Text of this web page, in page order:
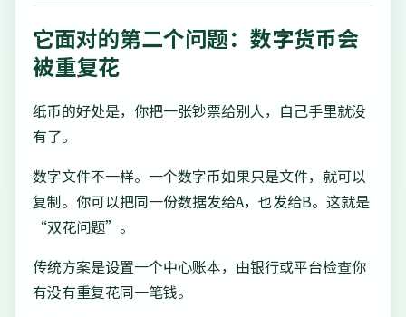
它面对的第二个问题：数字货币会
被重复花
纸币的好处是，你把一张钞票给别人，自己手里就没
有了。
数字文件不一样。一个数字币如果只是文件，就可以
复制。你可以把同一份数据发给A，也发给B。这就是
“双花问题”。
传统方案是设置一个中心账本，由银行或平台检查你
有没有重复花同一笔钱。